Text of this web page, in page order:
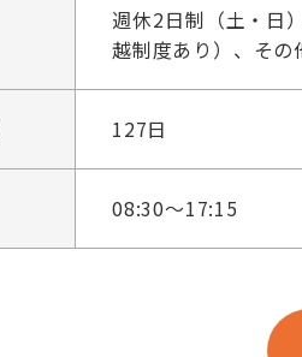
週休2日制（土・日
越制度あり）、その
127日
08:30～17:15